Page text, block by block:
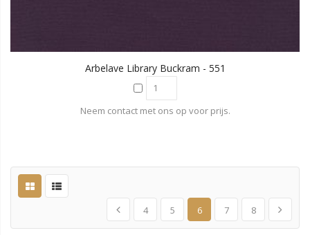
Arbelave Library Buckram - 551
Neem contact met ons op voor prijs.
4 5 6 7 8